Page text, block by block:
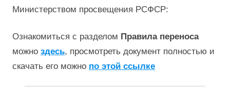
Министерством просвещения РСФСР:
Ознакомиться с разделом Правила переноса
можно здесь, просмотреть документ полностью и
скачать его можно по этой ссылке